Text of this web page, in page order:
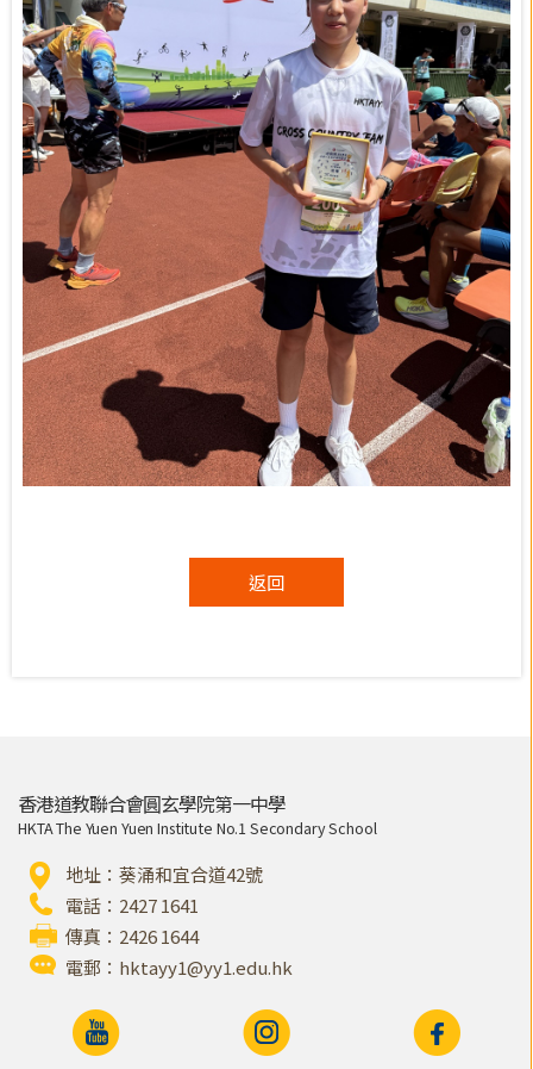
返回
香港道教聯合會圓玄學院第一中學
HKTA The Yuen Yuen Institute No.1 Secondary School
地址：葵涌和宜合道42號
電話：2427 1641
傳真：2426 1644
電郵： hktayy1@yy1.edu.hk